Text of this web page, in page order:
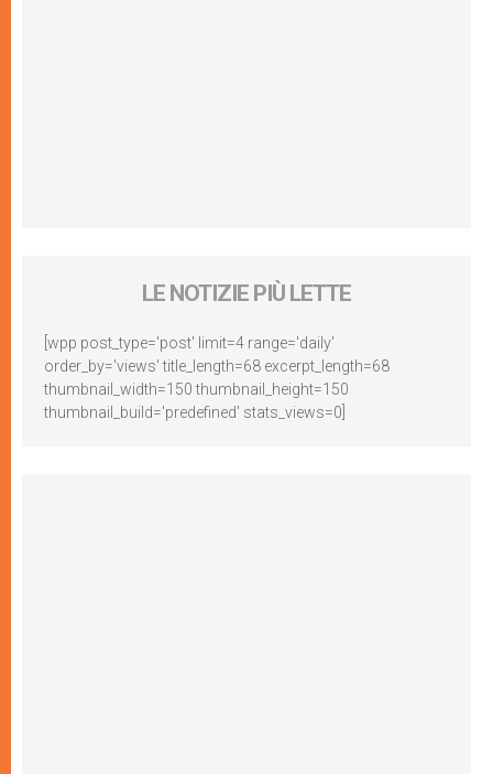
LE NOTIZIE PIÙ LETTE
[wpp post_type='post' limit=4 range='daily'
order_by='views' title_length=68 excerpt_length=68
thumbnail_width=150 thumbnail_height=150
thumbnail_build='predefined' stats_views=0]